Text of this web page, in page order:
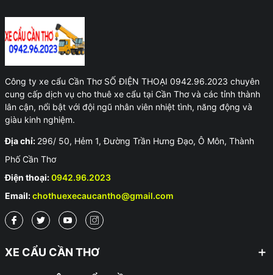
Công ty xe cẩu Cần Thơ SỐ ĐIỆN THOẠI 0942.96.2023 chuyên
cung cấp dịch vụ cho thuê xe cẩu tại Cần Thơ và các tỉnh thành
lân cận, nổi bật với đội ngũ nhân viên nhiệt tình, năng động và
giàu kinh nghiệm.
Địa chỉ: 296/ 50, Hẻm 1, Đường Trần Hưng Đạo, Ô Môn, Thành
Phố Cần Thơ
Điện thoại:0942.96.2023
Email:chothuexecaucantho@gmail.com
XE CẨU CẦN THƠ